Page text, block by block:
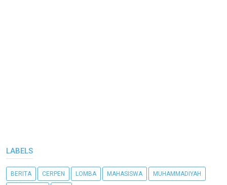
LABELS
BERITA CERPEN LOMBA MAHASISWA MUHAMMADIYAH